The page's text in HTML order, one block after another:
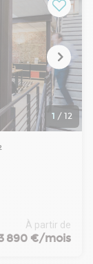
disponibles.
1 / 12
la Plaine,
pour uneÀ partir de
890 €/mois